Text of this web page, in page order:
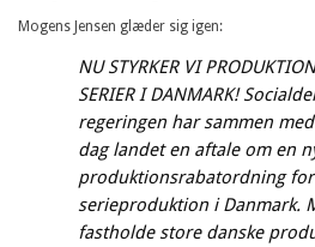
Mogens Jensen glæder sig igen:
NU STYRKER VI
SERIER I DANMARK!
regeringen har sammen
dag landet en aftale om en
produktionsrabatordning
serieproduktion i Danmark.
fastholde store danske